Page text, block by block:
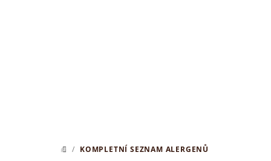
DOMŮ
/ KOMPLETNÍ SEZNAM ALERGENŮ